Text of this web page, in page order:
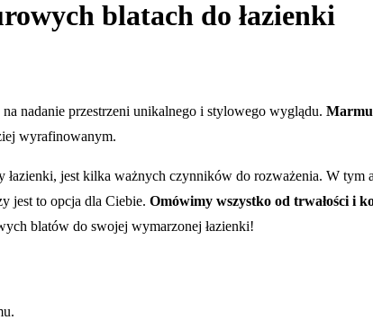
blatach do łazienki
nadanie przestrzeni unikalnego i stylowego wyglądu.
wyrafinowanym.
jest kilka ważnych czynników do rozważenia. W
jest to opcja dla Ciebie. Omówimy wszystko od trwałości i
blatów do swojej wymarzonej łazienki!